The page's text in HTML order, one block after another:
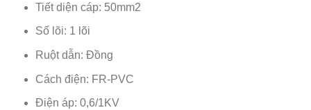
Tiết diện cáp: 50mm2
Số lõi: 1 lõi
Ruột dẫn: Đồng
Cách điện: FR-PVC
Điện áp: 0,6/1KV